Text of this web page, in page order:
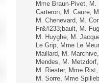
Mme Braun-Pivet,
Carteron, M. Caure,
M. Chenevard, M.
Fr&#233;bault, M.
M. Huyghe, M.
Le Grip, Mme Le
Maillard, M.
Mendes, M.
M. Riester, Mme
M. Sorre, Mme